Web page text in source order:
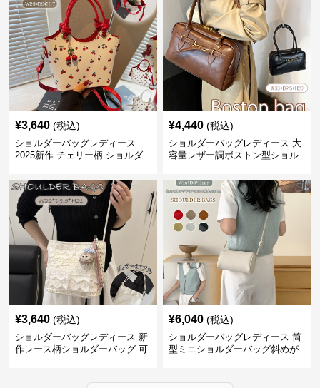
¥3,640 (税込)
ショルダーバッグレディース
2025新作 チェリー柄 ショルダ
3way
¥4,440 (税込)
ショルダーバッグレディース 大
容量レザー調ボストン型ショル
¥3,640 (税込)
ショルダーバッグレディース 新
作レース柄ショルダーバッグ 可
¥6,040 (税込)
ショルダーバッグレディース 筒
型ミニショルダーバッグ斜めが